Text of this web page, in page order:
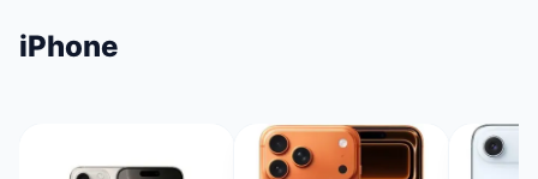
iPhone